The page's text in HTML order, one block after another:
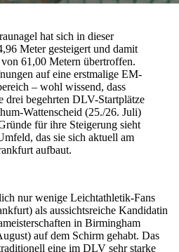
hat sich in dieser
Meter gesteigert und damit
61,00 Metern übertroffen.
auf eine erstmalige EM-
– wohl wissend, dass
drei begehrten DLV-Startplätze
Wattenscheid (25./26. Juli)
für ihre Steigerung sieht
das sie sich aktuell am
aufbaut.
nur wenige Leichtathletik-Fans
als aussichtsreiche Kandidatin
in Birmingham
auf dem Schirm gehabt. Das
eine im DLV sehr starke